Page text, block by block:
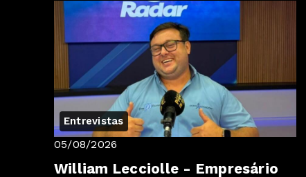
Entrevistas
05/08/2026
William Lecciolle - Empresário